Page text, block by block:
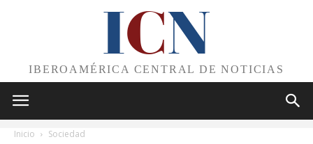
ICN
IBEROAMÉRICA CENTRAL DE NOTICIAS
Inicio Sociedad